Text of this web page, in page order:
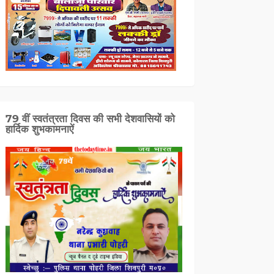
79 वीं स्वतंत्रता दिवस की सभी देशवासियों को
हार्दिक शुभकामनाऐं